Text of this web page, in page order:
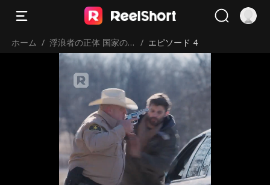
ホーム / 浮浪者の正体 国家の
英雄
/ エピソード 4